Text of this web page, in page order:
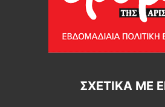
ΣΧΕΤΙΚΆ ΜΕ